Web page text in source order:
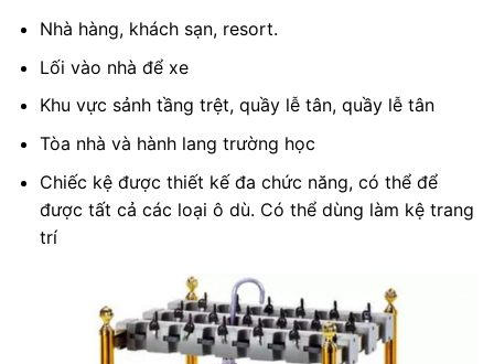
Nhà hàng, khách sạn, resort.
Lối vào nhà để xe
Khu vực sảnh tầng trệt, quầy lễ tân, quầy lễ tân
Tòa nhà và hành lang trường học
Chiếc kệ được thiết kế đa chức năng, có thể để
được tất cả các loại ô dù. Có thể dùng làm kệ trang
trí